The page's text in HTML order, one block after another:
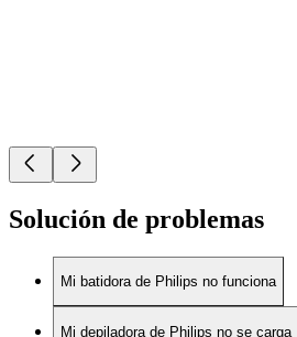
Solución de problemas
Mi batidora de Philips no funciona
Mi depiladora de Philips no se carga